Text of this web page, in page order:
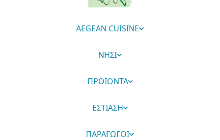
AEGEAN CUISINE
ΝΗΣΙ
ΠΡΟΪΟΝΤΑ
ΕΣΤΙΑΣΗ
ΠΑΡΑΓΩΓΟΙ